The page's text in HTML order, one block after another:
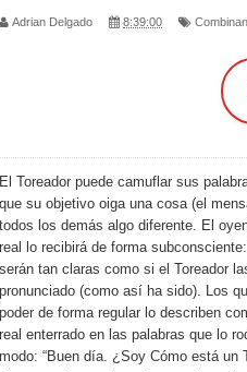
de mi Enemigo
del Infierno
Prodigo
Adrian Delgado 8:39:00
El Toreador puede camuflar sus
que su objetivo oiga una cosa (el
todos los demás algo diferente. El
real lo recibirá de forma
serán tan claras como si el Toreador
pronunciado (como así ha sido). Los
poder de forma regular lo describen
real enterrado en las palabras que lo
modo: “Buen día. ¿Soy Cómo está un